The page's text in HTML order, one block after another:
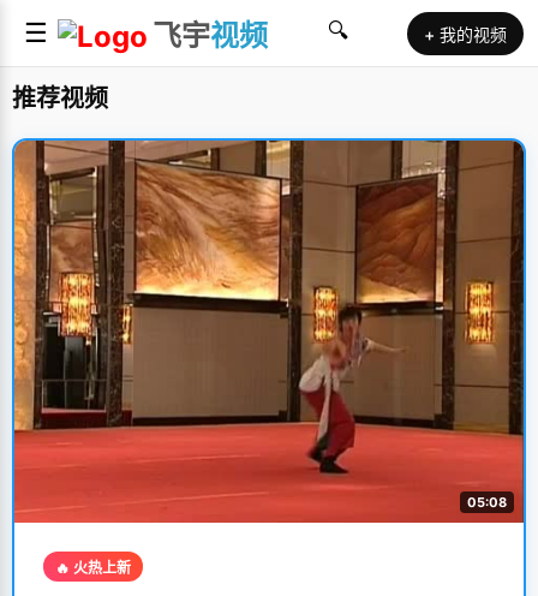
☰ 飞宇视频 🔍 + 我的视频
推荐视频
05:08
🔥 火热上新